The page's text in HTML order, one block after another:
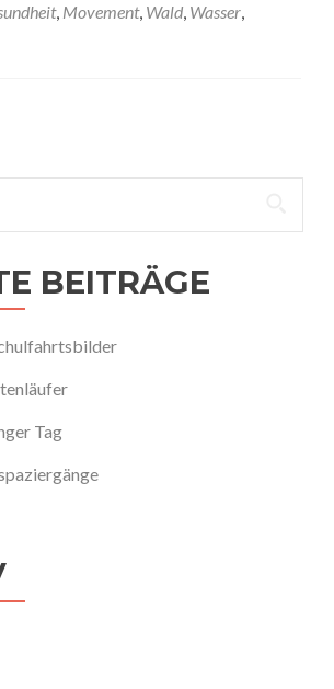
, Movement, Wald, Wasser,
BEITRÄGE
Tag